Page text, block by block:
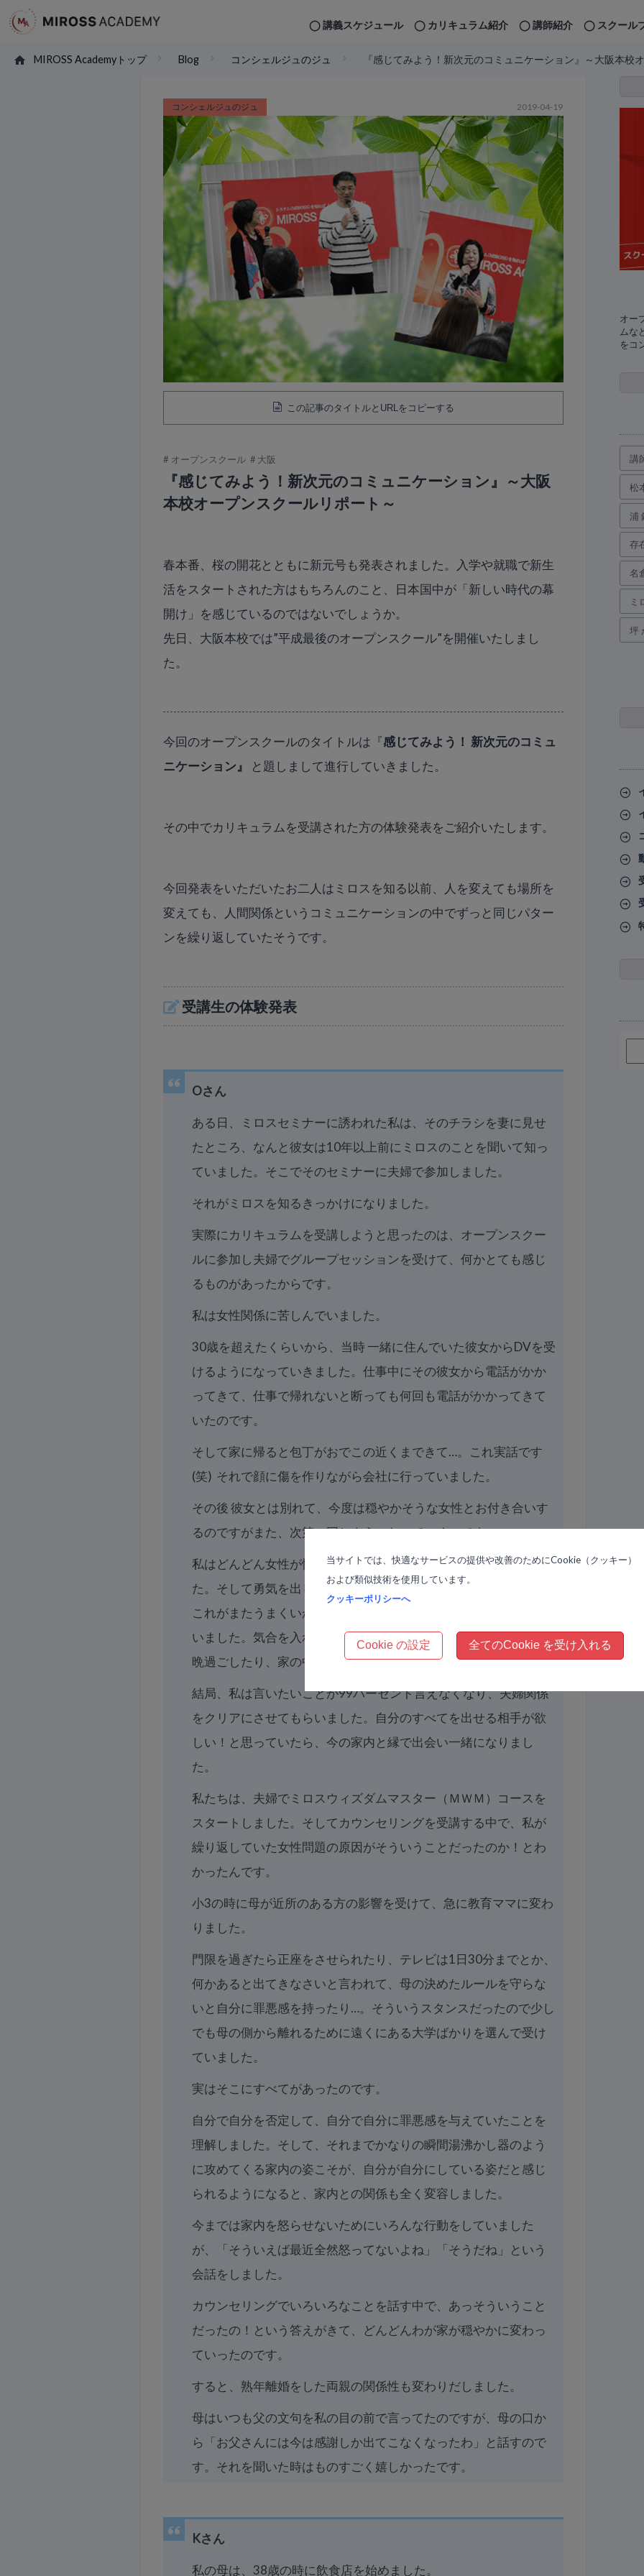
スクール
講師紹介
カリキュラム紹介
講義スケジュール
MIROSS Academyトップ Blog コンシェルジュのジュ 『感じてみよう！新次元のコミュニケーション』～大阪本校
2019-04-19
コンシェルジュのジュ
この記事のタイトルとURLをコピーする
オープンスクール 大阪
『感じてみよう！新次元のコミュニケーション』～大阪
本校オープンスクールリポート～
春本番、桜の開花とともに新元号も発表されました。入学や就職で新生
活をスタートされた方はもちろんのこと、日本国中が「新しい時代の幕
開け」を感じているのではないでしょうか。
先日、大阪本校では”平成最後のオープンスクール”を開催いたしまし
た。
今回のオープンスクールのタイトルは『感じてみよう！ 新次元のコミュ
ニケーション』
と題しまして進行していきました。
その中でカリキュラムを受講された方の体験発表をご紹介いたします。
今回発表をいただいたお二人はミロスを知る以前、人を変えても場所を
変えても、人間関係というコミュニケーションの中でずっと同じパター
ンを繰り返していたそうです。
受講生の体験発表
Oさん
ある日、ミロスセミナーに誘われた私は、そのチラシを妻に見せ
たところ、なんと彼女は10年以上前にミロスのことを聞いて知っ
ていました。そこでそのセミナーに夫婦で参加しました。
それがミロスを知るきっかけになりました。
実際にカリキュラムを受講しようと思ったのは、オープンスクー
ルに参加し夫婦でグループセッションを受けて、何かとても感じ
るものがあったからです。
私は女性関係に苦しんでいました。
30歳を超えたくらいから、当時 一緒に住んでいた彼女からDVを受
けるようになっていきました。仕事中にその彼女から電話がかか
ってきて、仕事で帰れないと断っても何回も電話がかかってきて
いたのです。
そして家に帰ると包丁がおでこの近くまできて…。これ実話です
(笑) それで顔に傷を作りながら会社に行っていました。
その後 彼女とは別れて、今度は穏やかそうな女性とお付き合いす
るのですがまた、次第に同じようになっていくのです。
私はどんどん女性が怖くなり次第にイエスマンになっていきまし
た。そして勇気を出してまた別れて、最初の結婚をしましたが、
これがまたうまくいかず今度は家に帰ることさえ嫌になってしま
いました。気合を入れないとなかなか家まで帰れず、車の中で一
晩過ごしたり、家の中で落ち着くのはトイレだけでした。
結局、私は言いたいことが99パーセント言えなくなり、夫婦関係
をクリアにさせてもらいました。自分のすべてを出せる相手が欲
しい！と思っていたら、今の家内と縁で出会い一緒になりまし
た。
私たちは、夫婦でミロスウィズダムマスター（ＭＷＭ）コースを
スタートしました。そしてカウンセリングを受講する中で、私が
繰り返していた女性問題の原因がそういうことだったのか！とわ
かったんです。
小3の時に母が近所のある方の影響を受けて、急に教育ママに変わ
りました。
門限を過ぎたら正座をさせられたり、テレビは1日30分までとか、
何かあると出てきなさいと言われて、母の決めたルールを守らな
いと自分に罪悪感を持ったり…。そういうスタンスだったので少し
でも母の側から離れるために遠くにある大学ばかりを選んで受け
ていました。
実はそこにすべてがあったのです。
自分で自分を否定して、自分で自分に罪悪感を与えていたことを
理解しました。そして、それまでかなりの瞬間湯沸かし器のよう
に攻めてくる家内の姿こそが、自分が自分にしている姿だと感じ
られるようになると、家内との関係も全く変容しました。
今までは家内を怒らせないためにいろんな行動をしていました
が、「そういえば最近全然怒ってないよね」「そうだね」という
会話をしました。
カウンセリングでいろいろなことを話す中で、あっそういうこと
だったの！という答えがきて、どんどんわが家が穏やかに変わっ
ていったのです。
すると、熟年離婚をした両親の関係性も変わりだしました。
母はいつも父の文句を私の目の前で言ってたのですが、母の口か
ら「お父さんには今は感謝しか出てこなくなったわ」と話すので
す。それを聞いた時はものすごく嬉しかったです。
Kさん
私の母は、38歳の時に飲食店を始めました。
オー
ムな
をコ
講
松
浦
存
名
ミ
坪
当サイトでは、快適なサービスの提供や改善のためにCookie（クッキー）
および類似技術を使用しています。
クッキーポリシーへ
Cookie の設定 全てのCookie を受け入れる